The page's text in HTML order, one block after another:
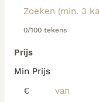
0/100 tekens
Prijs
Min Prijs
€